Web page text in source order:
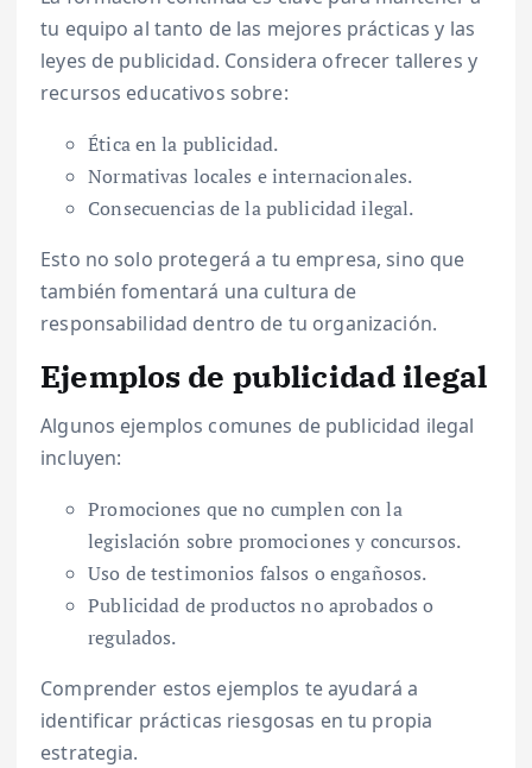
tu equipo al tanto de las mejores prácticas y las
leyes de publicidad. Considera ofrecer talleres y
recursos educativos sobre:
Ética en la publicidad.
Normativas locales e internacionales.
Consecuencias de la publicidad ilegal.
Esto no solo protegerá a tu empresa, sino que
también fomentará una cultura de
responsabilidad dentro de tu organización.
Ejemplos de publicidad ilegal
Algunos ejemplos comunes de publicidad ilegal
incluyen:
Promociones que no cumplen con la
legislación sobre promociones y concursos.
Uso de testimonios falsos o engañosos.
Publicidad de productos no aprobados o
regulados.
Comprender estos ejemplos te ayudará a
identificar prácticas riesgosas en tu propia
estrategia.